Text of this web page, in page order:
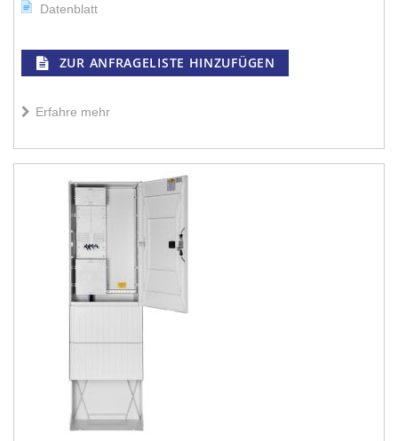
Datenblatt
ZUR ANFRAGELISTE HINZUFÜGEN
Erfahre mehr